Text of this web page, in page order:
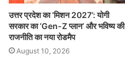
उत्तर प्रदेश का ‘मिशन 2027’: योगी
सरकार का ‘Gen-Z प्लान’ और भविष्य की
राजनीति का नया रोडमैप
August 10, 2026